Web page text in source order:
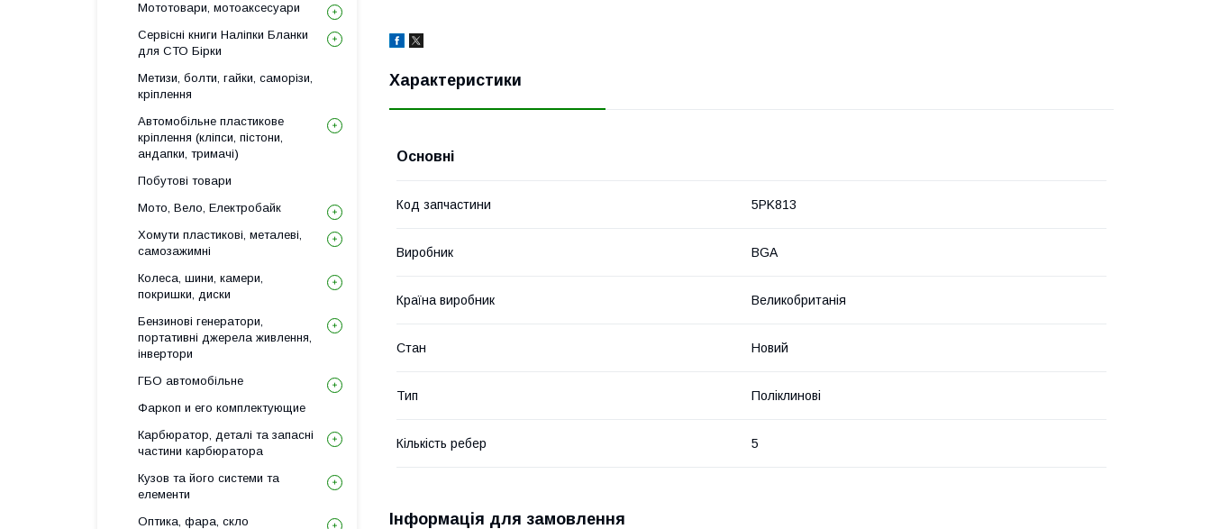
Характеристики
Основні
Код запчастини 5PK813
Виробник BGA
Країна виробник Великобританія
Стан Новий
Тип Поліклинові
Кількість ребер 5
Інформація для замовлення
Мототовари, мотоаксесуари
Сервісні книги Наліпки Бланки
для СТО Бірки
Метизи, болти, гайки, саморізи,
кріплення
Автомобільне пластикове
кріплення (кліпси, пістони,
андапки, тримачі)
Побутові товари
Мото, Вело, Електробайк
Хомути пластикові, металеві,
самозажимні
Колеса, шини, камери,
покришки, диски
Бензинові генератори,
портативні джерела живлення,
інвертори
ГБО автомобільне
Фаркоп и его комплектующие
Карбюратор, деталі та запасні
частини карбюратора
Кузов та його системи та
елементи
Оптика, фара, скло